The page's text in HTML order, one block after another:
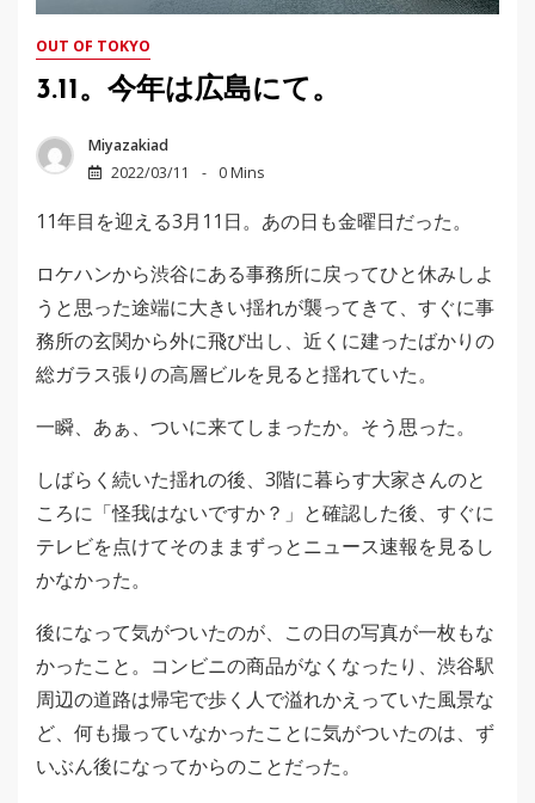
OUT OF TOKYO
3.11。今年は広島にて。
Miyazakiad
2022/03/11
0 Mins
11年目を迎える3月11日。あの日も金曜日だった。
ロケハンから渋谷にある事務所に戻ってひと休みしよ
うと思った途端に大きい揺れが襲ってきて、すぐに事
務所の玄関から外に飛び出し、近くに建ったばかりの
総ガラス張りの高層ビルを見ると揺れていた。
一瞬、あぁ、ついに来てしまったか。そう思った。
しばらく続いた揺れの後、3階に暮らす大家さんのと
ころに「怪我はないですか？」と確認した後、すぐに
テレビを点けてそのままずっとニュース速報を見るし
かなかった。
後になって気がついたのが、この日の写真が一枚もな
かったこと。コンビニの商品がなくなったり、渋谷駅
周辺の道路は帰宅で歩く人で溢れかえっていた風景な
ど、何も撮っていなかったことに気がついたのは、ず
いぶん後になってからのことだった。